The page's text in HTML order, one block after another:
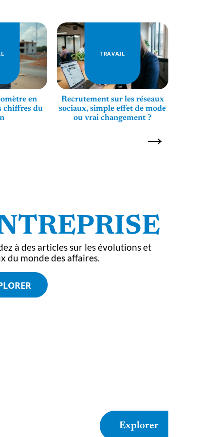
en
chiffres du
TRAVAIL
Recrutement sur les réseaux
sociaux, simple effet de mode
ou vrai changement ?
ENTREPRISE
: définition,
et impacts
ENTREPRISE
à des articles sur les évolutions et
du monde des affaires.
Explorer